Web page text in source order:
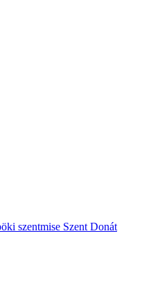
szentmise Szent Donát